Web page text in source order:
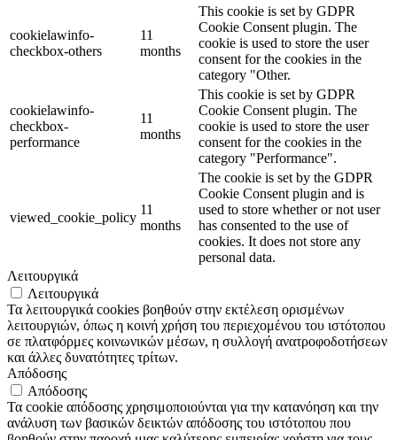
cookielawinfo-
checkbox-others
11
months
This cookie is set by GDPR
Cookie Consent plugin. The
cookie is used to store the user
consent for the cookies in the
category "Other.
cookielawinfo-
checkbox-
performance
11
months
This cookie is set by GDPR
Cookie Consent plugin. The
cookie is used to store the user
consent for the cookies in the
category "Performance".
viewed_cookie_policy
11
months
The cookie is set by the GDPR
Cookie Consent plugin and is
used to store whether or not user
has consented to the use of
cookies. It does not store any
personal data.
Λειτουργικά
Λειτουργικά
Τα λειτουργικά cookies βοηθούν στην εκτέλεση ορισμένων
λειτουργιών, όπως η κοινή χρήση του περιεχομένου του ιστότοπου
σε πλατφόρμες κοινωνικών μέσων, η συλλογή ανατροφοδοτήσεων
και άλλες δυνατότητες τρίτων.
Απόδοσης
Απόδοσης
Τα cookie απόδοσης χρησιμοποιούνται για την κατανόηση και την
ανάλυση των βασικών δεικτών απόδοσης του ιστότοπου που